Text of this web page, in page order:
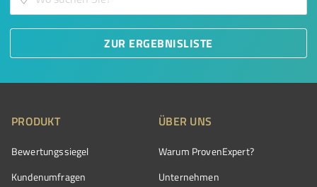
ZUR ERGEBNISLISTE
PRODUKT
Bewertungssiegel
Kundenumfragen
ÜBER UNS
Warum ProvenExpert?
Unternehmen